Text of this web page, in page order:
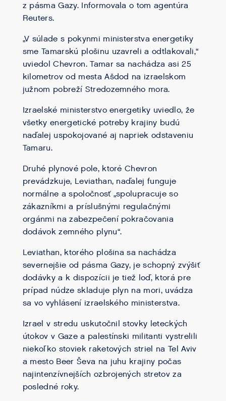
z pásma Gazy. Informovala o tom agentúra
Reuters.
„V súlade s pokynmi ministerstva energetiky
sme Tamarskú plošinu uzavreli a odtlakovali,“
uviedol Chevron. Tamar sa nachádza asi 25
kilometrov od mesta Ašdod na izraelskom
južnom pobreží Stredozemného mora.
Izraelské ministerstvo energetiky uviedlo, že
všetky energetické potreby krajiny budú
naďalej uspokojované aj napriek odstaveniu
Tamaru.
Druhé plynové pole, ktoré Chevron
prevádzkuje, Leviathan, naďalej funguje
normálne a spoločnosť „spolupracuje so
zákazníkmi a príslušnými regulačnými
orgánmi na zabezpečení pokračovania
dodávok zemného plynu“.
Leviathan, ktorého plošina sa nachádza
severnejšie od pásma Gazy, je schopný zvýšiť
dodávky a k dispozícii je tiež loď, ktorá pre
prípad núdze skladuje plyn na mori, uvádza
sa vo vyhlásení izraelského ministerstva.
Izrael v stredu uskutočnil stovky leteckých
útokov v Gaze a palestínski militanti vystrelili
niekoľko stoviek raketových striel na Tel Aviv
a mesto Beer Ševa na juhu krajiny počas
najintenzívnejších ozbrojených stretov za
posledné roky.